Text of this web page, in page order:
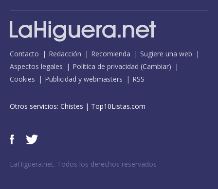
Contacto Redacción Recomienda
Sugiere una web
Aspectos legales
Política de privacidad (Cambiar)
Cookies
Publicidad y webmasters RSS
Otros servicios: Chistes | Top10Listas.com
LaHiguera.net. Todos los derechos reservados